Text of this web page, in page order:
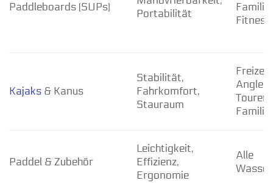
Paddleboards (SUPs)
Portabilität
Kajaks & Kanus
Stabilität,
Fahrkomfort,
Stauraum
Angler,
Paddel & Zubehör
Leichtigkeit,
Effizienz,
Ergonomie
Alle